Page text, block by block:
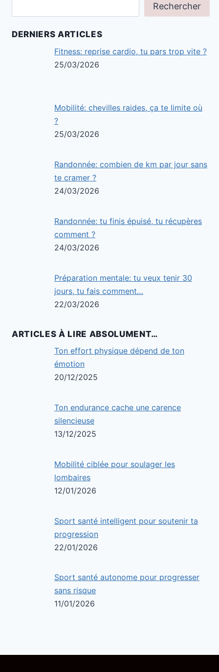
Rechercher
DERNIERS ARTICLES
Fitness: reprise cardio, tu pars trop vite ?
25/03/2026
Mobilité: chevilles raides, ça te limite où
?
25/03/2026
Randonnée: combien de km par jour sans
te cramer ?
24/03/2026
Randonnée: tu finis épuisé, tu récupères
comment ?
24/03/2026
Préparation mentale: tu veux tenir 30
jours, tu fais comment…
22/03/2026
ARTICLES À LIRE ABSOLUMENT…
Ton effort physique dépend de ton
émotion
20/12/2025
Ton endurance cache une carence
silencieuse
13/12/2025
Mobilité ciblée pour soulager les
lombaires
12/01/2026
Sport santé intelligent pour soutenir ta
progression
22/01/2026
Sport santé autonome pour progresser
sans risque
11/01/2026